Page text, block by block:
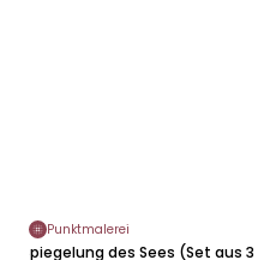
Punktmalerei
Spiegelung des Sees (Set aus 3